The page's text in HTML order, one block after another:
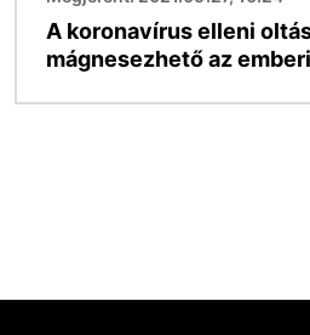
A koronavírus elleni
mágnesezhető az